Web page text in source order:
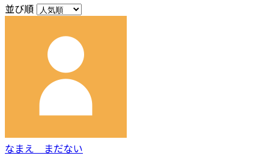
並び順
なまえ まだない